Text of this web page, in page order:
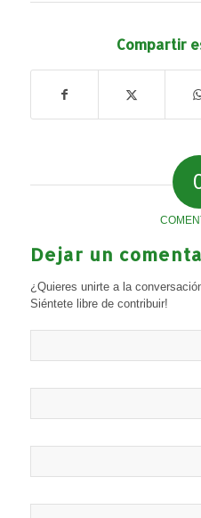
Compartir
Dejar un
¿Quieres unirte a la
Siéntete libre de contribuir!